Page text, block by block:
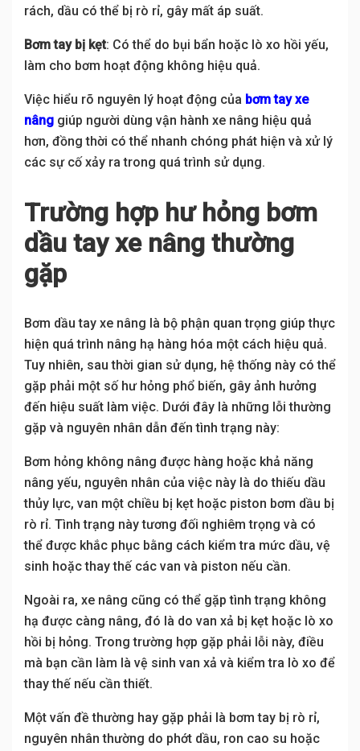
rách, dầu có thể bị rò rỉ, gây mất áp suất.
Bơm tay bị kẹt: Có thể do bụi bẩn hoặc lò xo hồi yếu,
làm cho bơm hoạt động không hiệu quả.
Việc hiểu rõ nguyên lý hoạt động của bơm tay xe
nâng giúp người dùng vận hành xe nâng hiệu quả
hơn, đồng thời có thể nhanh chóng phát hiện và xử lý
các sự cố xảy ra trong quá trình sử dụng.
Trường hợp hư hỏng bơm
dầu tay xe nâng thường
gặp
Bơm dầu tay xe nâng là bộ phận quan trọng giúp thực
hiện quá trình nâng hạ hàng hóa một cách hiệu quả.
Tuy nhiên, sau thời gian sử dụng, hệ thống này có thể
gặp phải một số hư hỏng phổ biến, gây ảnh hưởng
đến hiệu suất làm việc. Dưới đây là những lỗi thường
gặp và nguyên nhân dẫn đến tình trạng này:
Bơm hỏng không nâng được hàng hoặc khả năng
nâng yếu, nguyên nhân của việc này là do thiếu dầu
thủy lực, van một chiều bị kẹt hoặc piston bơm dầu bị
rò rỉ. Tình trạng này tương đối nghiêm trọng và có
thể được khắc phục bằng cách kiểm tra mức dầu, vệ
sinh hoặc thay thế các van và piston nếu cần.
Ngoài ra, xe nâng cũng có thể gặp tình trạng không
hạ được càng nâng, đó là do van xả bị kẹt hoặc lò xo
hồi bị hỏng. Trong trường hợp gặp phải lỗi này, điều
mà bạn cần làm là vệ sinh van xả và kiểm tra lò xo để
thay thế nếu cần thiết.
Một vấn đề thường hay gặp phải là bơm tay bị rò rỉ,
nguyên nhân thường do phớt dầu, ron cao su hoặc